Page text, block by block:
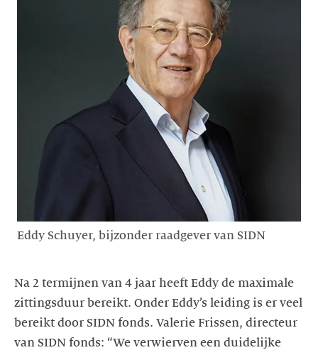
Eddy Schuyer, bijzonder raadgever van SIDN
Na 2 termijnen van 4 jaar heeft Eddy de maximale
zittingsduur bereikt. Onder Eddy’s leiding is er veel
bereikt door SIDN fonds. Valerie Frissen, directeur
van SIDN fonds: “We verwierven een duidelijke